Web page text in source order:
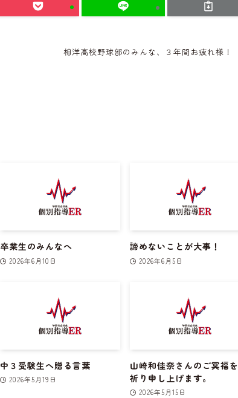
相洋高校野球部のみんな、３年間お疲れ様！
卒業生のみんなへ
2026年6月10日
諦めないことが大事！
2026年6月5日
中３受験生へ贈る言葉
2026年5月19日
山崎和佳奈さんのご冥福
祈り申し上げます。
2026年5月15日